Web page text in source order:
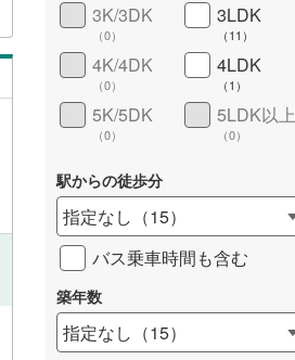
3K/3DK
（0）
3LDK
（11 ）
4K/4DK
（0）
4LDK
（1 ）
5K/5DK
（0）
5LDK以上
（0）
駅からの徒歩分
指定なし （15）
バス乗車時間も含む
築年数
指定なし （15）
西武多摩湖線(
西武狭山線(61
京王高尾線 ( 126
小田急小田原線
東急東横線(967
東急田園都市線(1,021
東急目黒線(437)
京急本線
京急逗子線( 71)
ワイドバルコニー ）